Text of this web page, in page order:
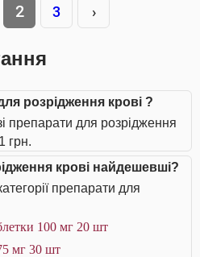
2 3 ›
розрідження крові ?
препарати для розрідження
грн.
крові найдешевші?
препарати для
100 мг 20 шт
мг 30 шт